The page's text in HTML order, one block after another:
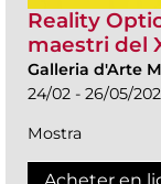
Reality
maestri del
Galleria d'Arte
24/02 - 26/05/
Mostra